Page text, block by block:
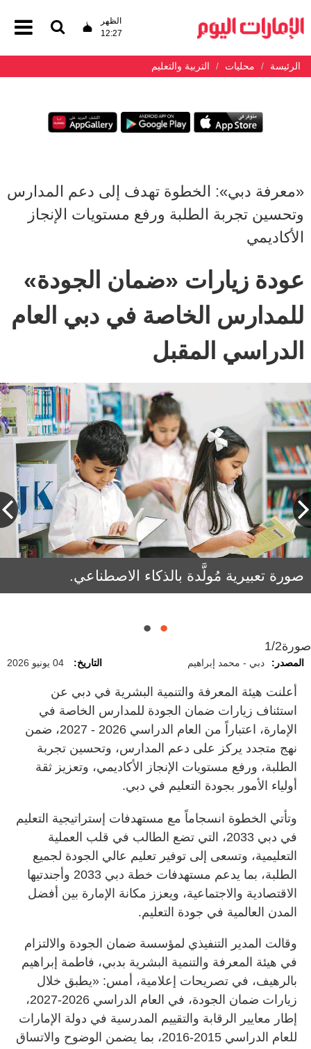
الظهر
12:27
الرئيسة محليات التربية والتعليم
«معرفة دبي»: الخطوة تهدف إلى دعم المدارس
وتحسين تجربة الطلبة ورفع مستويات الإنجاز
الأكاديمي
عودة زيارات «ضمان الجودة»
للمدارس الخاصة في دبي العام
الدراسي المقبل
صورة تعبيرية مُولَّدة بالذكاء الاصطناعي.
فاطمة بالرهيف: شراكة مستمرة مع القيادات
المدرسية والمجتمع لتعليم عالمي لكل طالب.
صورة1/2
المصدر: دبي - محمد إبراهيم التاريخ: 04 يونيو 2026
أعلنت هيئة المعرفة والتنمية البشرية في دبي عن
استئناف زيارات ضمان الجودة للمدارس الخاصة في
الإمارة، اعتباراً من العام الدراسي 2026 - 2027، ضمن
نهج متجدد يركز على دعم المدارس، وتحسين تجربة
الطلبة، ورفع مستويات الإنجاز الأكاديمي، وتعزيز ثقة
أولياء الأمور بجودة التعليم في دبي.
وتأتي الخطوة انسجاماً مع مستهدفات إستراتيجية التعليم
في دبي 2033، التي تضع الطالب في قلب العملية
التعليمية، وتسعى إلى توفير تعليم عالي الجودة لجميع
الطلبة، بما يدعم مستهدفات خطة دبي 2033 وأجندتيها
الاقتصادية والاجتماعية، ويعزز مكانة الإمارة بين أفضل
المدن العالمية في جودة التعليم.
وقالت المدير التنفيذي لمؤسسة ضمان الجودة والالتزام
في هيئة المعرفة والتنمية البشرية بدبي، فاطمة إبراهيم
بالرهيف، في تصريحات إعلامية، أمس: «يطبق خلال
زيارات ضمان الجودة، في العام الدراسي 2026-2027،
إطار معايير الرقابة والتقييم المدرسية في دولة الإمارات
للعام الدراسي 2015-2016، بما يضمن الوضوح والاتساق